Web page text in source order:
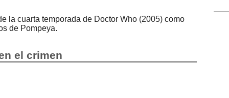
la cuarta temporada de Doctor Who (2005) como
de Pompeya.
el crimen